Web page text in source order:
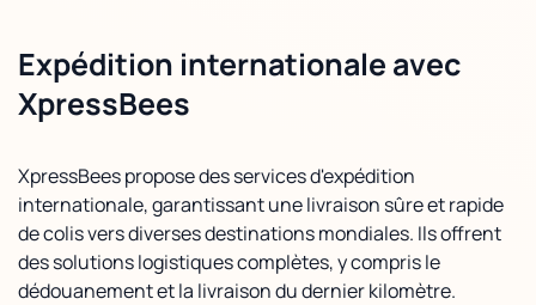
Expédition internationale avec
XpressBees
XpressBees propose des services d'expédition
internationale, garantissant une livraison sûre et rapide
de colis vers diverses destinations mondiales. Ils offrent
des solutions logistiques complètes, y compris le
dédouanement et la livraison du dernier kilomètre.